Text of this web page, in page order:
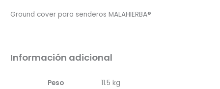
Ground cover para senderos MALAHIERBA®
Información adicional
Peso
11.5 kg